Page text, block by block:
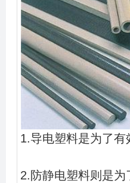
1.导电塑料是为了
2.防静电塑料则是